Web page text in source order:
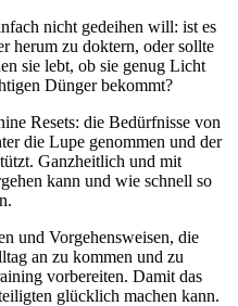
nicht gedeihen will: ist es
herum zu doktern, oder sollte
sie lebt, ob sie genug Licht
Dünger bekommt?
Resets: die Bedürfnisse von
die Lupe genommen und der
Ganzheitlich und mit
kann und wie schnell so
und Vorgehensweisen, die
an zu kommen und zu
vorbereiten. Damit das
glücklich machen kann.